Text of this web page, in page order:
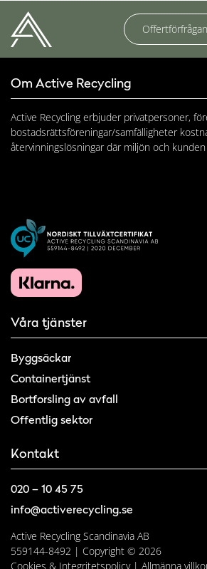
Offertförfrågan
Om Active Recycling
Active Recycling erbjuder privatpersoner,
bostadsrättsföreningar/samfälligheter
återvinningslösningar där miljön och
Våra tjänster
Byggsäckar
Containertjänst
Bortforsling av avfall
Offentlig sektor
Kontakt
020 – 10 45 75
info@activerecycling.se
Active Recycling Scandinavia AB
559144-8492 | Copyright © 2026
Cookies & Integritetspolicy| Allmänna